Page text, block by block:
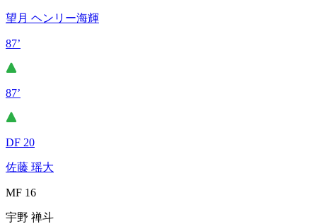
望月 ヘンリー海輝
87’
87’
DF 20
佐藤 瑶大
MF 16
宇野 禅斗